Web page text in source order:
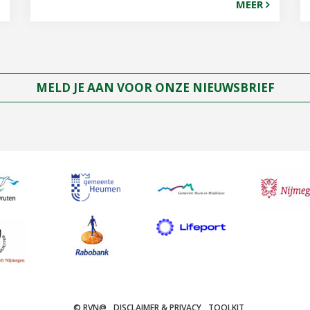
MEER
MELD JE AAN VOOR ONZE NIEUWSBRIEF